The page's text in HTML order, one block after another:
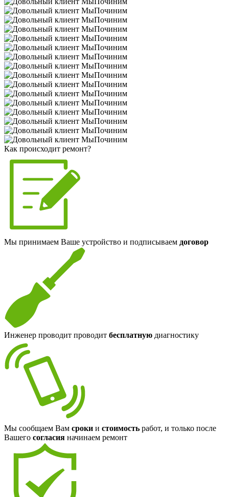
Как происходит ремонт?
Мы принимаем Ваше устройство и подписываем договор
Инженер проводит проводит бесплатную диагностику
Мы сообщаем Вам сроки и стоимость работ, и только после
Вашего согласия начинаем ремонт